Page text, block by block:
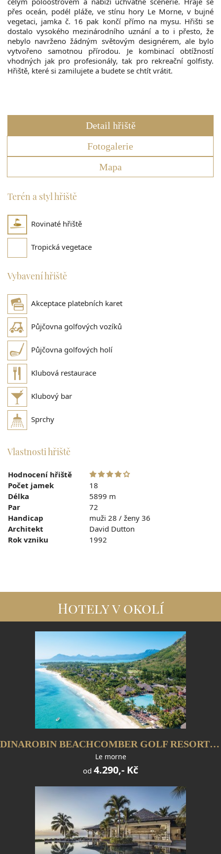
přes oceán, podél pláže, ve stínu hory Le Morne, v bujné
vegetaci, jamka č. 16 pak končí přímo na mysu. Hřišti se
dostalo vysokého mezinárodního uznání a to i přesto, že
nebylo navrženo žádným světovým designérem, ale bylo
vytvořeno samotnou přírodou. Je kombinací obtížností
vhodných jak pro profesionály, tak pro rekreační golfisty.
Hřiště, které si zamilujete a budete se chtít vrátit.
Detail hřiště
Fotogalerie
Mapa
Terén a styl hřiště
Rovinaté hřiště
Tropická vegetace
Vybavení hřiště
Akceptace platebních karet
Půjčovna golfových vozíků
Půjčovna golfových holí
Klubová restaurace
Klubový bar
Sprchy
Vlastnosti hřiště
Hodnocení hřiště
Počet jamek
18
Délka
5899 m
Par
72
Handicap
muži 28 / ženy 36
Architekt
David Dutton
Rok vzniku
1992
Hotely v okolí
DINAROBIN BEACHCOMBER GOLF RESORT & SPA
Le morne
od 4.290,- Kč